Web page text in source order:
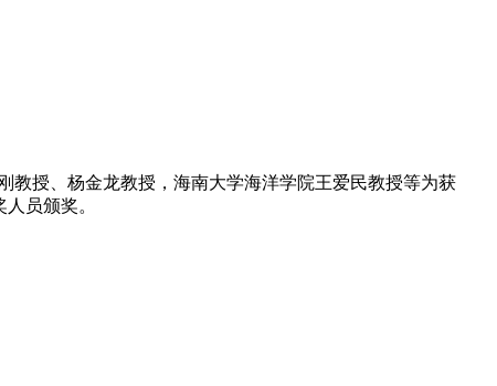
教授、杨金龙教授，海南大学海洋学院王爱民教授等为获
员颁奖。